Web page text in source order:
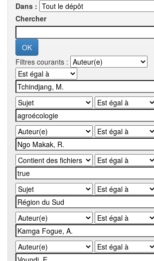
Dans :
Chercher
Filtres courants :